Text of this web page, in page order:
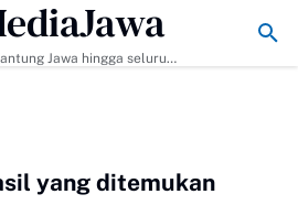
Meresap Sempurna! Ekonomi Bisnis
Jawa hingga seluruh
dan analisis tajam. Cepat
yang ditemukan